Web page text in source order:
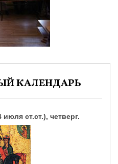
КАЛЕНДАРЬ
июля ст.ст.), четверг.